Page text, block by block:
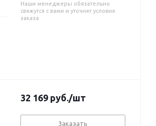
Наши менеджеры обязательно
свяжутся с вами и уточнят условия
заказа
32 169 руб./шт
Заказать